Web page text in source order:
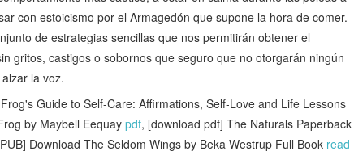
con estoicismo por el Armagedón que supone la hora de comer.
de estrategias sencillas que nos permitirán obtener el
gritos, castigos o sobornos que seguro que no otorgarán ningún
la voz.
Guide to Self-Care: Affirmations, Self-Love and Life Lessons
by Maybell Eequay pdf, [download pdf] The Naturals Paperback
Download The Seldom Wings by Beka Westrup Full Book read